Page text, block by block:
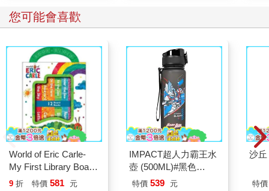
您可能會喜歡
World of Eric Carle-
My First Library Board
Book Block Set
9 折 特價 581 元
IMPACT超人力霸王水
壺 (500ML)#黑色
IMUTB01BK
特價 539 元 特價